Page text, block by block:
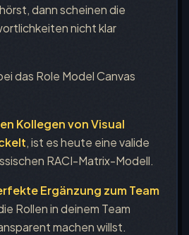
dann scheinen die
nicht klar
das Role Model Canvas
Kollegen von Visual
, ist es heute eine valide
RACI-Matrix-Modell.
Ergänzung zum Team
Rollen in deinem Team
machen willst.